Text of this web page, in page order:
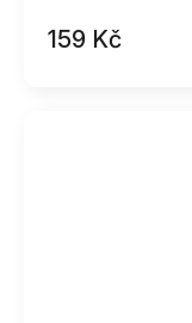
159 Kč